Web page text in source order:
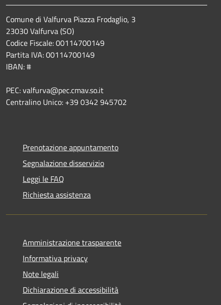
Comune di Valfurva Piazza Frodaglio, 3
23030 Valfurva (SO)
Codice Fiscale: 00114700149
Partita IVA: 00114700149
IBAN: #
PEC: valfurva@pec.cmav.so.it
Centralino Unico: +39 0342 945702
Prenotazione appuntamento
Segnalazione disservizio
Leggi le FAQ
Richiesta assistenza
Amministrazione trasparente
Informativa privacy
Note legali
Dichiarazione di accessibilità